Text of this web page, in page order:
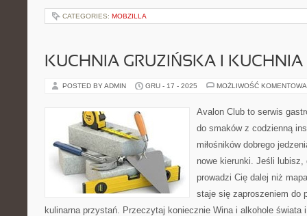
CATEGORIES: MOBZILLA
KUCHNIA GRUZIŃSKA I
POSTED BY ADMIN GRU - 17 - 2025 MOŻLIWOŚĆ
Avalon Club to serwis
do smaków z codzienną
miłośników dobrego
nowe kierunki. Jeśli lubisz,
prowadzi Cię dalej niż
staje się zaproszeniem do
kulinarna przystań. Przeczytaj koniecznie Wina i alkohole świata